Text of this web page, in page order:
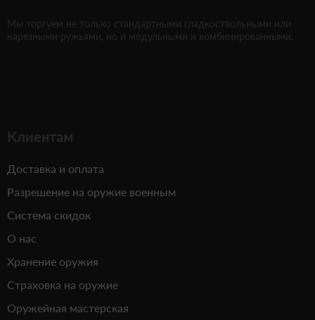
Мы торгуем не только стандартными гладкоствольными или
нарезными ружьями, но и модульными и комбинированными.
Клиентам
Доставка и оплата
Разрешение на оружие военным
Система скидок
О нас
Хранение оружия
Страховка на оружие
Оружейная мастерская